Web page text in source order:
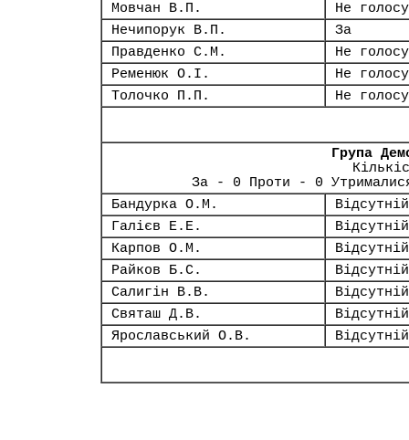
Мовчан В.П.
Не
Нечипорук В.П.
За
Правденко С.М.
Не
Ременюк О.І.
Не
Толочко П.П.
Не
Група
За - 0 Проти - 0
Бандурка О.М.
Відсутній
Галієв Е.Е.
Відсутній
Карпов О.М.
Відсутній
Райков Б.С.
Відсутній
Салигін В.В.
Відсутній
Святаш Д.В.
Відсутній
Ярославський О.В.
Відсутній